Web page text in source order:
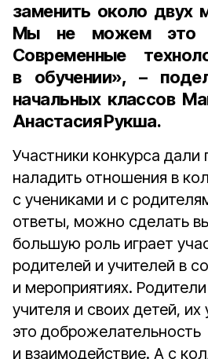
заменить около двух
Мы не можем это
Современные
в обучении», –
начальных классов
Анастасия Рукша.
Участники конкурса дали
наладить отношения в
с учениками и с
ответы, можно сделать
большую роль играет
родителей и учителей в
и мероприятиях.
учителя и своих детей, их
это доброжелательность
и взаимодействие. А с